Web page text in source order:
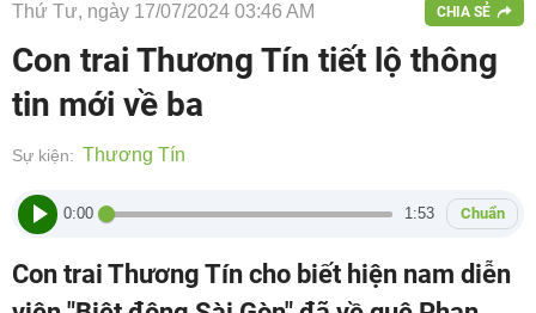
Thứ Tư, ngày 17/07/2024 03:46 AM CHIA SẺ
Con trai Thương Tín tiết lộ thông
tin mới về ba
Sự kiện: Thương Tín
0:00 1:53 Chuẩn
Con trai Thương Tín cho biết hiện nam diễn